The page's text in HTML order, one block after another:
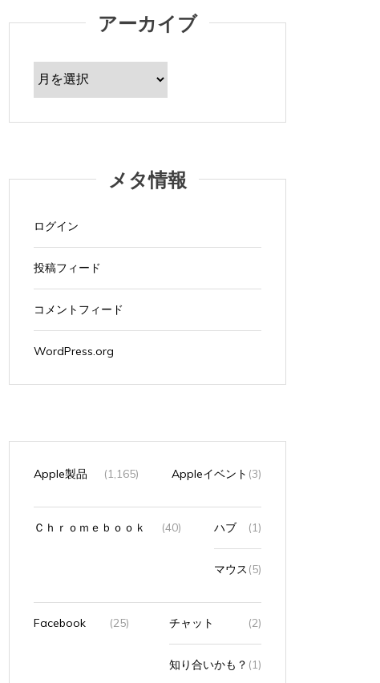
すべて読む アーカイブ
ー
カ
イ
メタ情報
ログイン
投稿フィード
コメントフィード
WordPress.org
Apple製品 (1,165) Appleイベント (3)
Ｃｈｒｏｍｅｂｏｏｋ (40) ハブ (1)
マウス (5)
Facebook (25) チャット (2)
知り合いかも？ (1)